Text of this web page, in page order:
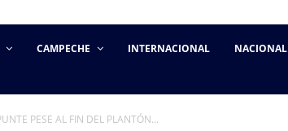
CAMPECHE INTERNACIONAL NACIONAL
PESE AL FIN DEL PLANTÓN...